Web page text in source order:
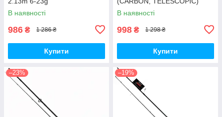
В наявності
986 ₴ 1 286 ₴
Купити
3.00 m / 120-220 g.
В наявності
998 ₴ 1 298 ₴
Купити
–23% –19%